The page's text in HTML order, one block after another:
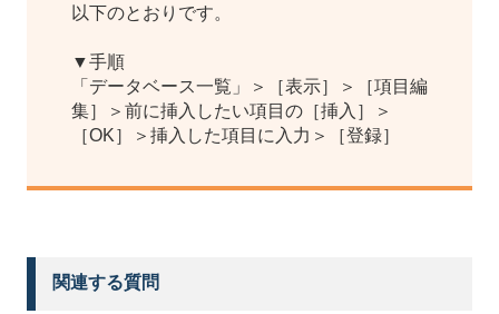
以下のとおりです。
▼手順
「データベース一覧」＞［表示］＞［項目編
集］＞前に挿入したい項目の［挿入］＞
［OK］＞挿入した項目に入力＞［登録］
関連する質問